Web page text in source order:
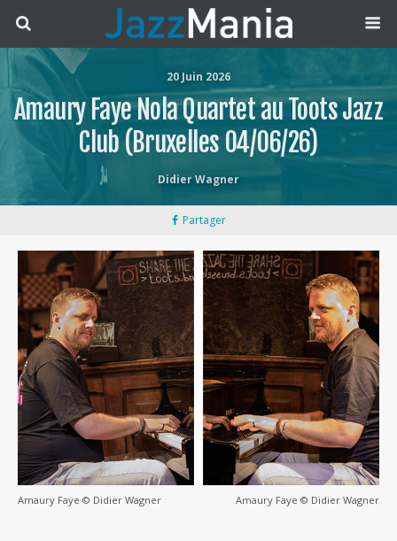
20 Juin 2026
Amaury Faye Nola Quartet au Toots Jazz
Club (Bruxelles 04/06/26)
Didier Wagner
Partager
Amaury Faye © Didier Wagner Amaury Faye © Didier Wagner